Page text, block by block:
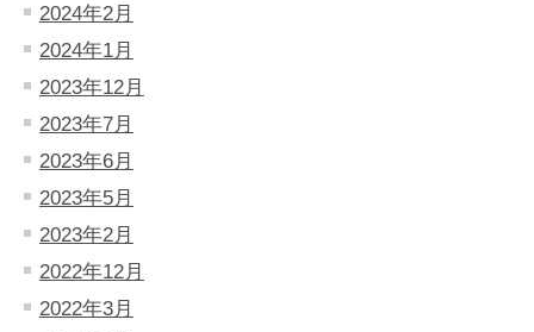
2024年2月
2024年1月
2023年12月
2023年7月
2023年6月
2023年5月
2023年2月
2022年12月
2022年3月